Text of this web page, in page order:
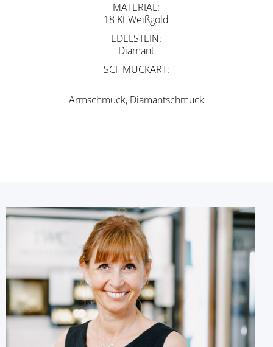
MATERIAL
18 Kt Weißgold
EDELSTEIN
Diamant
SCHMUCKART
Armschmuck, Diamantschmuck